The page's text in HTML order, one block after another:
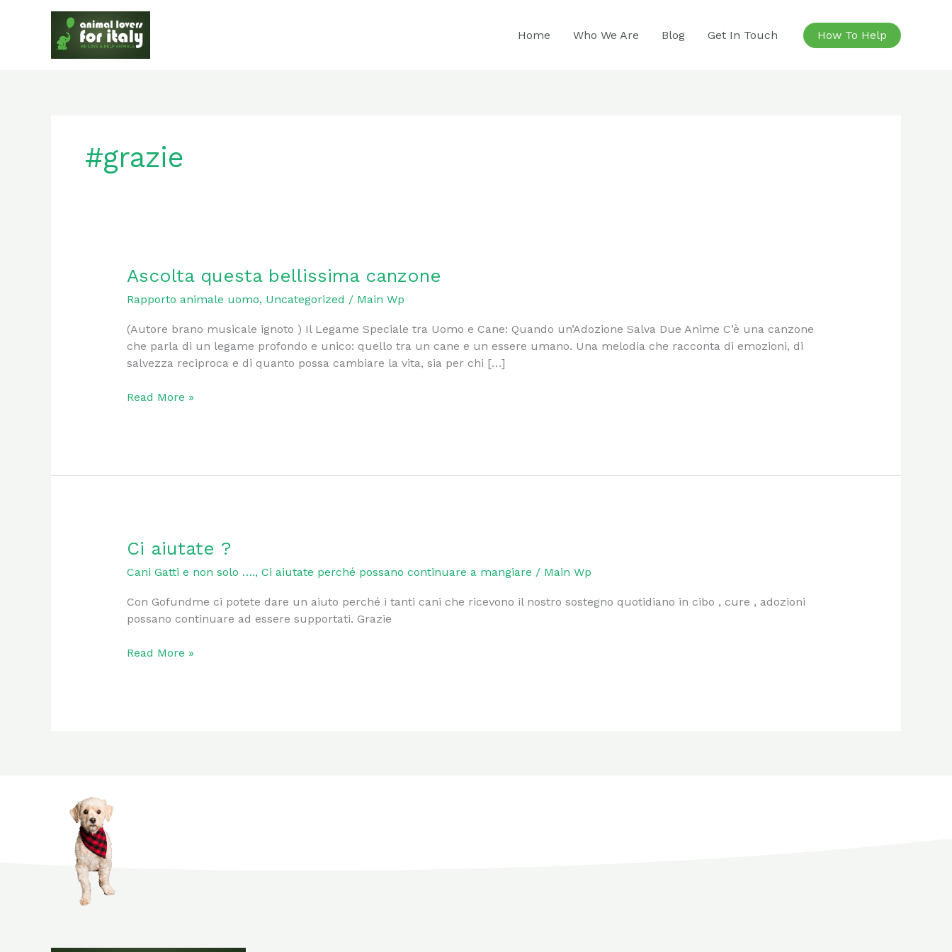
Home Who We Are Blog Get In Touch How To Help
#grazie
Ascolta questa bellissima canzone
Rapporto animale uomo, Uncategorized / Main Wp
(Autore brano musicale ignoto ) Il Legame Speciale tra Uomo e Cane: Quando un’Adozione Salva Due Anime C’è una canzone
che parla di un legame profondo e unico: quello tra un cane e un essere umano. Una melodia che racconta di emozioni, di
salvezza reciproca e di quanto possa cambiare la vita, sia per chi […]
Ascolta
bellissima
canzone
Read More »
Ci aiutate ?
Cani Gatti e non solo …., Ci aiutate perché possano continuare a mangiare / Main Wp
Con Gofundme ci potete dare un aiuto perché i tanti cani che ricevono il nostro sostegno quotidiano in cibo , cure , adozioni
possano continuare ad essere supportati. Grazie
Ci
?
Read More »